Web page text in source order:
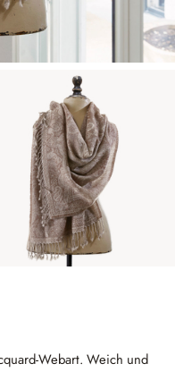
Webart. Weich und